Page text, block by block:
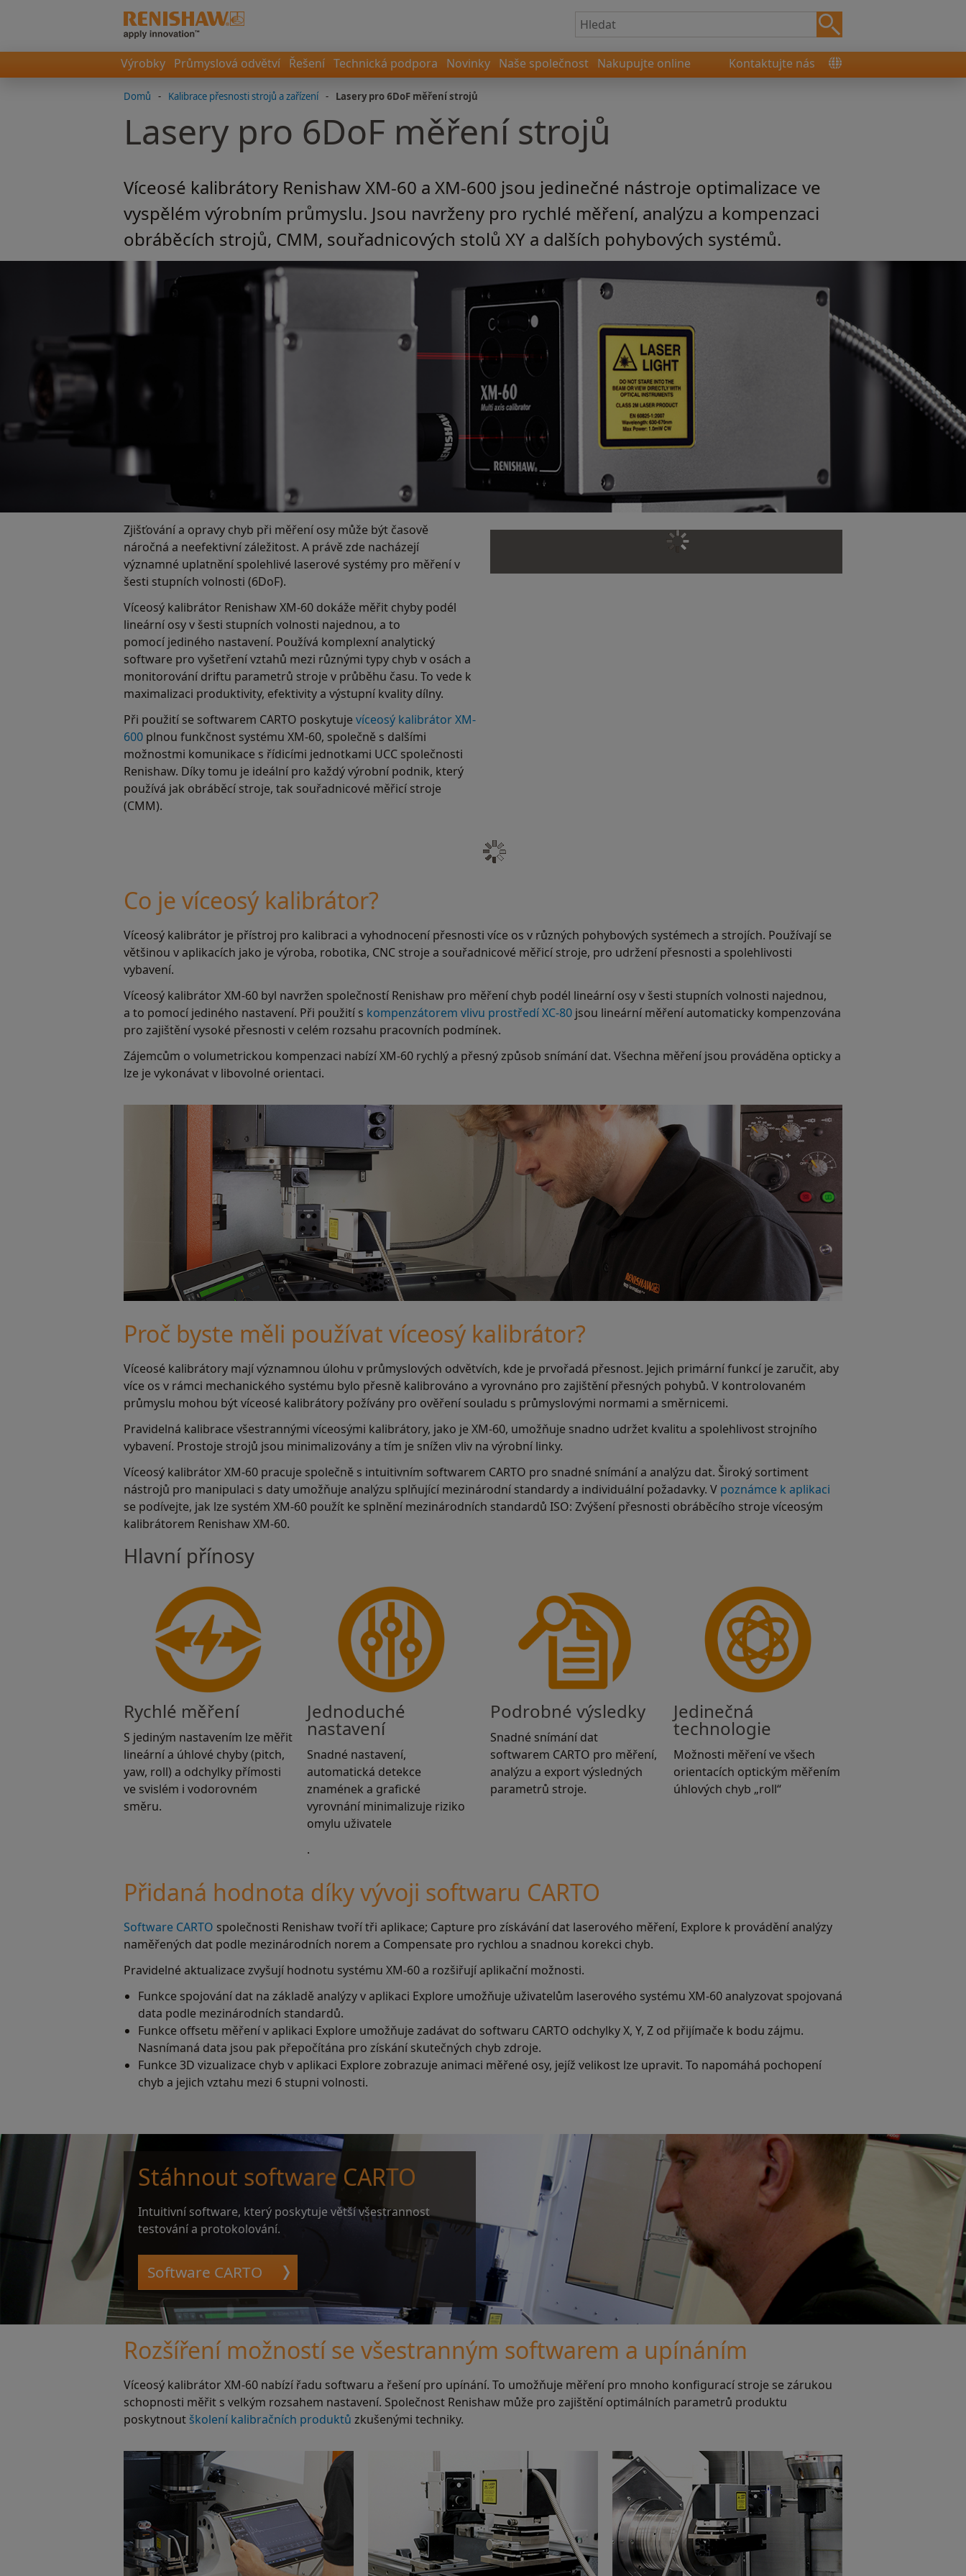
Výrobky Průmyslová odvětví Řešení Technická podpora Novinky Naše společnost Nakupujte online Kontaktujte nás
Domů - Kalibrace přesnosti strojů a zařízení - Lasery pro 6DoF měření strojů
Lasery pro 6DoF měření strojů
Víceosé kalibrátory Renishaw XM-60 a XM-600 jsou jedinečné nástroje optimalizace ve
vyspělém výrobním průmyslu. Jsou navrženy pro rychlé měření, analýzu a kompenzaci
obráběcích strojů, CMM, souřadnicových stolů XY a dalších pohybových systémů.
Zjišťování a opravy chyb při měření osy může být časově
náročná a neefektivní záležitost. A právě zde nacházejí
významné uplatnění spolehlivé laserové systémy pro měření v
šesti stupních volnosti (6DoF).
Víceosý kalibrátor Renishaw XM-60 dokáže měřit chyby podél
lineární osy v šesti stupních volnosti najednou, a to
pomocí jediného nastavení. Používá komplexní analytický
software pro vyšetření vztahů mezi různými typy chyb v osách a
monitorování driftu parametrů stroje v průběhu času. To vede k
maximalizaci produktivity, efektivity a výstupní kvality dílny.
Při použití se softwarem CARTO poskytujevíceosý kalibrátor XM-
600 plnou funkčnost systému XM-60, společně s dalšími
možnostmi komunikace s řídicími jednotkami UCC společnosti
Renishaw. Díky tomu je ideální pro každý výrobní podnik, který
používá jak obráběcí stroje, tak souřadnicové měřicí stroje
(CMM).
Co je víceosý kalibrátor?
Víceosý kalibrátor je přístroj pro kalibraci a vyhodnocení přesnosti více os v různých pohybových systémech a strojích. Používají se
většinou v aplikacích jako je výroba, robotika, CNC stroje a souřadnicové měřicí stroje, pro udržení přesnosti a spolehlivosti
vybavení.
Víceosý kalibrátor XM-60 byl navržen společností Renishaw pro měření chyb podél lineární osy v šesti stupních volnosti najednou,
a to pomocí jediného nastavení. Při použití s kompenzátorem vlivu prostředí XC-80 jsou lineární měření automaticky kompenzována
pro zajištění vysoké přesnosti v celém rozsahu pracovních podmínek.
Zájemcům o volumetrickou kompenzaci nabízí XM-60 rychlý a přesný způsob snímání dat. Všechna měření jsou prováděna opticky a
lze je vykonávat v libovolné orientaci.
Proč byste měli používat víceosý kalibrátor?
Víceosé kalibrátory mají významnou úlohu v průmyslových odvětvích, kde je prvořadá přesnost. Jejich primární funkcí je zaručit, aby
více os v rámci mechanického systému bylo přesně kalibrováno a vyrovnáno pro zajištění přesných pohybů. V kontrolovaném
průmyslu mohou být víceosé kalibrátory požívány pro ověření souladu s průmyslovými normami a směrnicemi.
Pravidelná kalibrace všestrannými víceosými kalibrátory, jako je XM-60, umožňuje snadno udržet kvalitu a spolehlivost strojního
vybavení. Prostoje strojů jsou minimalizovány a tím je snížen vliv na výrobní linky.
Víceosý kalibrátor XM-60 pracuje společně s intuitivním softwarem CARTO pro snadné snímání a analýzu dat. Široký sortiment
nástrojů pro manipulaci s daty umožňuje analýzu splňující mezinárodní standardy a individuální požadavky. V poznámce k aplikaci
se podívejte, jak lze systém XM-60 použít ke splnění mezinárodních standardů ISO: Zvýšení přesnosti obráběcího stroje víceosým
kalibrátorem Renishaw XM-60.
Hlavní přínosy
Rychlé měření
S jediným nastavením lze měřit
lineární a úhlové chyby (pitch,
yaw, roll) a odchylky přímosti
ve svislém i vodorovném
směru.
Jednoduché
nastavení
Snadné nastavení,
automatická detekce
znamének a grafické
vyrovnání minimalizuje riziko
omylu uživatele
.
Podrobné výsledky
Snadné snímání dat
softwarem CARTO pro měření,
analýzu a export výsledných
parametrů stroje.
Jedinečná
technologie
Možnosti měření ve všech
orientacích optickým měřením
úhlových chyb „roll“
Přidaná hodnota díky vývoji softwaru CARTO
Software CARTO společnosti Renishaw tvoří tři aplikace; Capture pro získávání dat laserového měření, Explore k provádění analýzy
naměřených dat podle mezinárodních norem a Compensate pro rychlou a snadnou korekci chyb.
Pravidelné aktualizace zvyšují hodnotu systému XM-60 a rozšiřují aplikační možnosti.
Funkce spojování dat na základě analýzy v aplikaci Explore umožňuje uživatelům laserového systému XM-60 analyzovat spojovaná
data podle mezinárodních standardů.
Funkce offsetu měření v aplikaci Explore umožňuje zadávat do softwaru CARTO odchylky X, Y, Z od přijímače k bodu zájmu.
Nasnímaná data jsou pak přepočítána pro získání skutečných chyb zdroje.
Funkce 3D vizualizace chyb v aplikaci Explore zobrazuje animaci měřené osy, jejíž velikost lze upravit. To napomáhá pochopení
chyb a jejich vztahu mezi 6 stupni volnosti.
Stáhnout software CARTO
Intuitivní software, který poskytuje větší všestrannost
testování a protokolování.
Software CARTO
Rozšíření možností se všestranným softwarem a upínáním
Víceosý kalibrátor XM-60 nabízí řadu softwaru a řešení pro upínání. To umožňuje měření pro mnoho konfigurací stroje se zárukou
schopnosti měřit s velkým rozsahem nastavení. Společnost Renishaw může pro zajištění optimálních parametrů produktu
poskytnout školení kalibračních produktů zkušenými techniky.